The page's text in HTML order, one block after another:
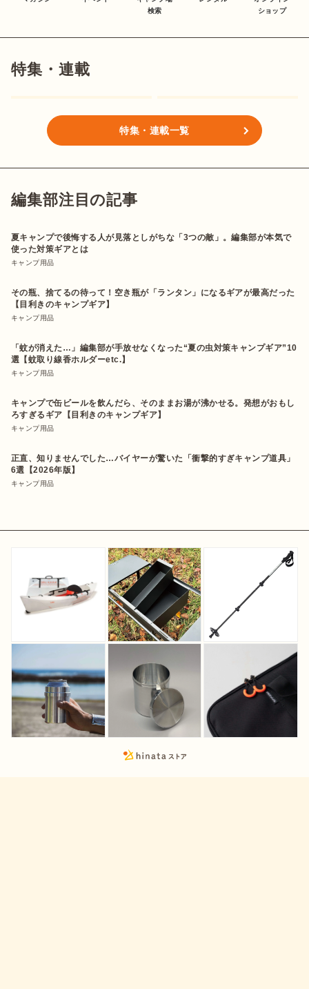
検索
ショップ
特集・連載
特集・連載一覧
編集部注目の記事
夏キャンプで後悔する人が見落としがちな「3つの敵」。編集部が本気で
使った対策ギアとは
キャンプ用品
その瓶、捨てるの待って！空き瓶が「ランタン」になるギアが最高だった
【目利きのキャンプギア】
キャンプ用品
「蚊が消えた…」編集部が手放せなくなった“夏の虫対策キャンプギア”10
選【蚊取り線香ホルダーetc.】
キャンプ用品
キャンプで缶ビールを飲んだら、そのままお湯が沸かせる。発想がおもし
ろすぎるギア【目利きのキャンプギア】
キャンプ用品
正直、知りませんでした…バイヤーが驚いた「衝撃的すぎキャンプ道具」
6選【2026年版】
キャンプ用品